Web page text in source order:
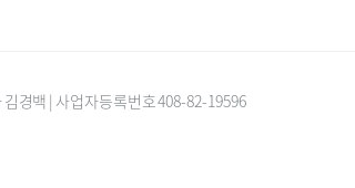
경백 | 사업자등록번호 408-82-19596